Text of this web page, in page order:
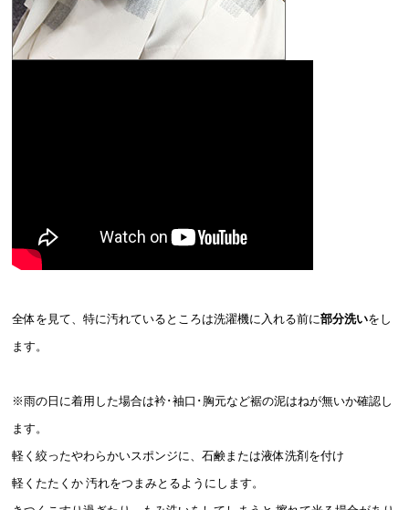
全体を見て、特に汚れているところは洗濯機に入れる前に部分洗いをし
ます。
※雨の日に着用した場合は衿･袖口･胸元など裾の泥はねが無いか確認し
ます。
軽く絞ったやわらかいスポンジに、石鹸または液体洗剤を付け
軽くたたくか 汚れをつまみとるようにします。